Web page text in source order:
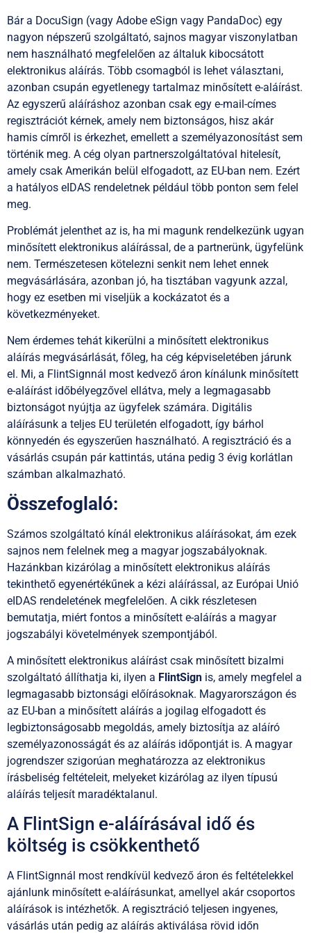
Bár a DocuSign (vagy Adobe eSign vagy PandaDoc) egy
nagyon népszerű szolgáltató, sajnos magyar viszonylatban
nem használható megfelelően az általuk kibocsátott
elektronikus aláírás. Több csomagból is lehet választani,
azonban csupán egyetlenegy tartalmaz minősített e-aláírást.
Az egyszerű aláíráshoz azonban csak egy e-mail-címes
regisztrációt kérnek, amely nem biztonságos, hisz akár
hamis címről is érkezhet, emellett a személyazonosítást sem
történik meg. A cég olyan partnerszolgáltatóval hitelesít,
amely csak Amerikán belül elfogadott, az EU-ban nem. Ezért
a hatályos eIDAS rendeletnek például több ponton sem felel
meg.
Problémát jelenthet az is, ha mi magunk rendelkezünk ugyan
minősített elektronikus aláírással, de a partnerünk, ügyfelünk
nem. Természetesen kötelezni senkit nem lehet ennek
megvásárlására, azonban jó, ha tisztában vagyunk azzal,
hogy ez esetben mi viseljük a kockázatot és a
következményeket.
Nem érdemes tehát kikerülni a minősített elektronikus
aláírás megvásárlását, főleg, ha cég képviseletében járunk
el. Mi, a FlintSignnál most kedvező áron kínálunk minősített
e-aláírást időbélyegzővel ellátva, mely a legmagasabb
biztonságot nyújtja az ügyfelek számára. Digitális
aláírásunk a teljes EU területén elfogadott, így bárhol
könnyedén és egyszerűen használható. A regisztráció és a
vásárlás csupán pár kattintás, utána pedig 3 évig korlátlan
számban alkalmazható.
Összefoglaló:
Számos szolgáltató kínál elektronikus aláírásokat, ám ezek
sajnos nem felelnek meg a magyar jogszabályoknak.
Hazánkban kizárólag a minősített elektronikus aláírás
tekinthető egyenértékűnek a kézi aláírással, az Európai Unió
eIDAS rendeletének megfelelően. A cikk részletesen
bemutatja, miért fontos a minősített e-aláírás a magyar
jogszabályi követelmények szempontjából.
A minősített elektronikus aláírást csak minősített bizalmi
szolgáltató állíthatja ki, ilyen a FlintSign is, amely megfelel a
legmagasabb biztonsági előírásoknak. Magyarországon és
az EU-ban a minősített aláírás a jogilag elfogadott és
legbiztonságosabb megoldás, amely biztosítja az aláíró
személyazonosságát és az aláírás időpontját is. A magyar
jogrendszer szigorúan meghatározza az elektronikus
írásbeliség feltételeit, melyeket kizárólag az ilyen típusú
aláírás teljesít maradéktalanul.
A FlintSign e-aláírásával idő és
költség is csökkenthető
A FlintSignnál most rendkívül kedvező áron és feltételekkel
ajánlunk minősített e-aláírásunkat, amellyel akár csoportos
aláírások is intézhetők. A regisztráció teljesen ingyenes,
vásárlás után pedig az aláírás aktiválása rövid időn